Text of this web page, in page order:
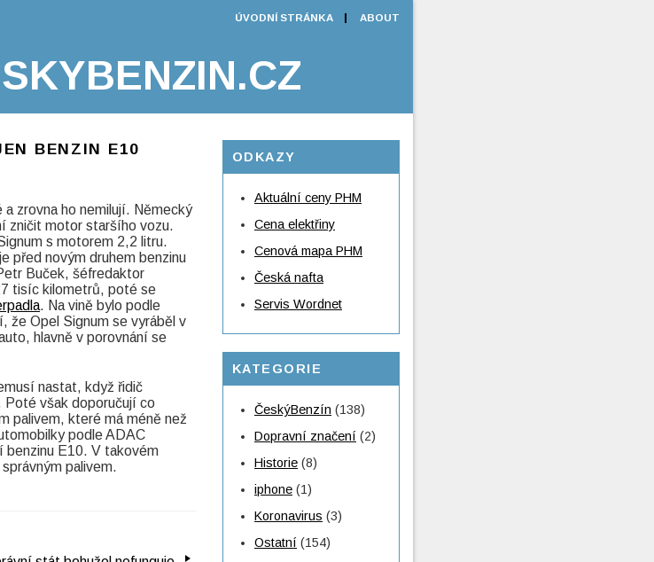
ÚVODNÍ STRÁNKA ABOUT
BENZIN E10
zrovna ho nemilují. Německý
zničit motor staršího vozu.
s motorem 2,2 litru.
před novým druhem benzinu
Buček, šéfredaktor
tisíc kilometrů, poté se
. Na vině bylo podle
že Opel Signum se vyráběl v
hlavně v porovnání se
nastat, když řidič
Poté však doporučují co
palivem, které má méně než
podle ADAC
benzinu E10. V takovém
palivem.
ODKAZY
Aktuální ceny PHM
Cena elektřiny
Cenová mapa PHM
Česká nafta
Servis Wordnet
KATEGORIE
ČeskýBenzín (138)
Dopravní značení (2)
Historie (8)
iphone (1)
Koronavirus (3)
Ostatní (154)